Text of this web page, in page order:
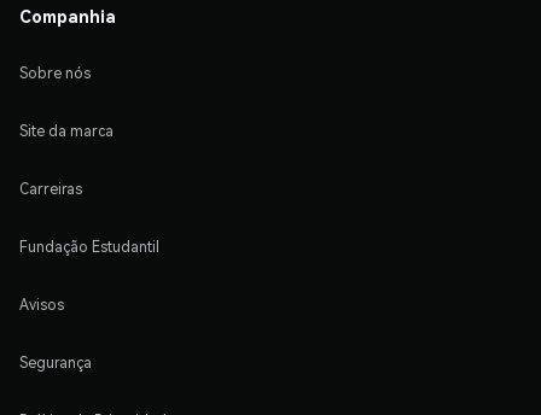
Companhia
Sobre nós
Site da marca
Carreiras
Fundação Estudantil
Avisos
Segurança